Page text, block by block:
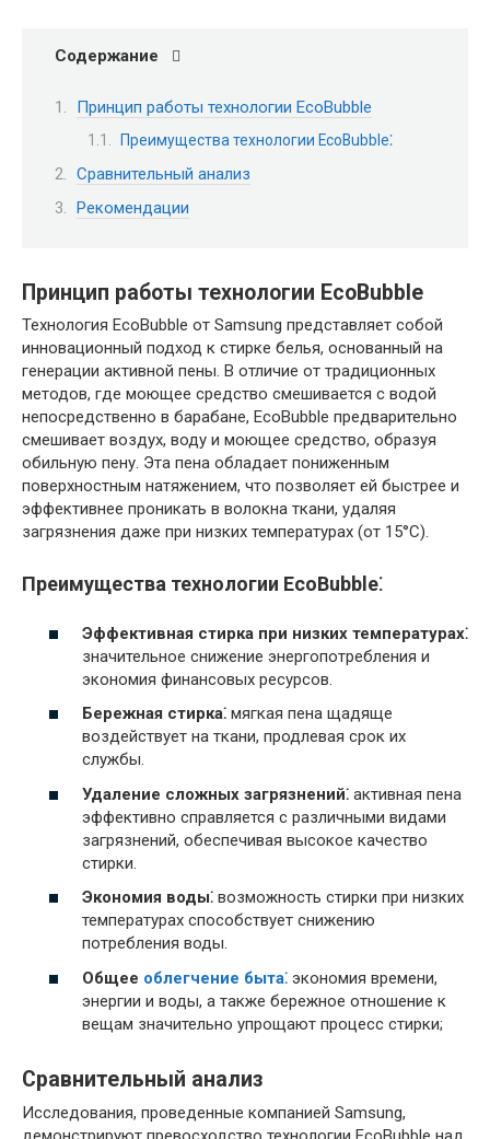
Содержание
Принцип работы технологии EcoBubble
Преимущества технологии EcoBubble⁚
Сравнительный анализ
Рекомендации
Принцип работы технологии EcoBubble
Технология EcoBubble от Samsung представляет собой
инновационный подход к стирке белья, основанный на
генерации активной пены. В отличие от традиционных
методов, где моющее средство смешивается с водой
непосредственно в барабане, EcoBubble предварительно
смешивает воздух, воду и моющее средство, образуя
обильную пену. Эта пена обладает пониженным
поверхностным натяжением, что позволяет ей быстрее и
эффективнее проникать в волокна ткани, удаляя
загрязнения даже при низких температурах (от 15°C).
Преимущества технологии EcoBubble⁚
Эффективная стирка при низких температурах⁚
значительное снижение энергопотребления и
экономия финансовых ресурсов.
Бережная стирка⁚ мягкая пена щадяще
воздействует на ткани, продлевая срок их
службы.
Удаление сложных загрязнений⁚ активная пена
эффективно справляется с различными видами
загрязнений, обеспечивая высокое качество
стирки.
Экономия воды⁚ возможность стирки при низких
температурах способствует снижению
потребления воды.
Общее облегчение быта⁚ экономия времени,
энергии и воды, а также бережное отношение к
вещам значительно упрощают процесс стирки;
Сравнительный анализ
Исследования, проведенные компанией Samsung,